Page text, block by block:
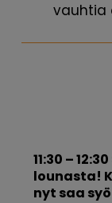
vauhtia
11:30 –
lounasta!
nyt saa